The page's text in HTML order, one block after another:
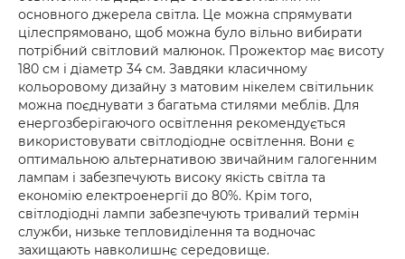
основного джерела світла. Це можна спрямувати
цілеспрямовано, щоб можна було вільно вибирати
потрібний світловий малюнок. Прожектор має висоту
180 см і діаметр 34 см. Завдяки класичному
кольоровому дизайну з матовим нікелем світильник
можна поєднувати з багатьма стилями меблів. Для
енергозберігаючого освітлення рекомендується
використовувати світлодіодне освітлення. Вони є
оптимальною альтернативою звичайним галогенним
лампам і забезпечують високу якість світла та
економію електроенергії до 80%. Крім того,
світлодіодні лампи забезпечують тривалий термін
служби, низьке тепловиділення та водночас
захищають навколишнє середовище.